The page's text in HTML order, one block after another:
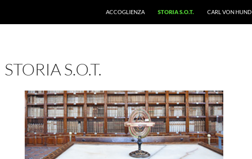
ACCOGLIENZA STORIA S.O.T. CARL VON HUND
STORIA S.O.T.